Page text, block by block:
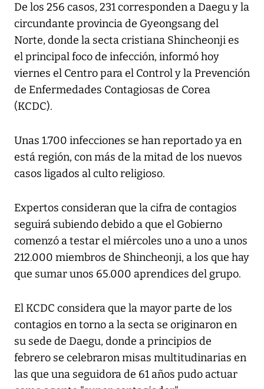
De los 256 casos, 231 corresponden a Daegu y la
circundante provincia de Gyeongsang del
Norte, donde la secta cristiana Shincheonji es
el principal foco de infección, informó hoy
viernes el Centro para el Control y la Prevención
de Enfermedades Contagiosas de Corea
(KCDC).
Unas 1.700 infecciones se han reportado ya en
está región, con más de la mitad de los nuevos
casos ligados al culto religioso.
Expertos consideran que la cifra de contagios
seguirá subiendo debido a que el Gobierno
comenzó a testar el miércoles uno a uno a unos
212.000 miembros de Shincheonji, a los que hay
que sumar unos 65.000 aprendices del grupo.
El KCDC considera que la mayor parte de los
contagios en torno a la secta se originaron en
su sede de Daegu, donde a principios de
febrero se celebraron misas multitudinarias en
las que una seguidora de 61 años pudo actuar